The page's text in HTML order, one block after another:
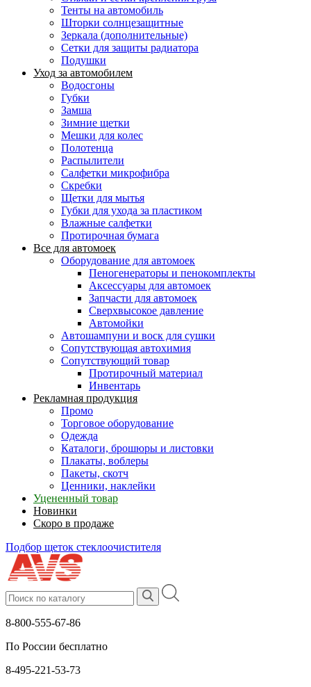
Тенты на автомобиль
Шторки солнцезащитные
Зеркала (дополнительные)
Сетки для защиты радиатора
Подушки
Уход за автомобилем
Водосгоны
Губки
Замша
Зимние щетки
Мешки для колес
Полотенца
Распылители
Салфетки микрофибра
Скребки
Щетки для мытья
Губки для ухода за пластиком
Влажные салфетки
Протирочная бумага
Все для автомоек
Оборудование для автомоек
Пеногенераторы и пенокомплекты
Аксессуары для автомоек
Запчасти для автомоек
Сверхвысокое давление
Автомойки
Автошампуни и воск для сушки
Сопутствующая автохимия
Сопутствующий товар
Протирочный материал
Инвентарь
Рекламная продукция
Промо
Торговое оборудование
Одежда
Каталоги, брошюры и листовки
Плакаты, воблеры
Пакеты, скотч
Ценники, наклейки
Уцененный товар
Новинки
Скоро в продаже
Подбор щеток стеклоочистителя
8-800-555-67-86
По России бесплатно
8-495-221-53-73